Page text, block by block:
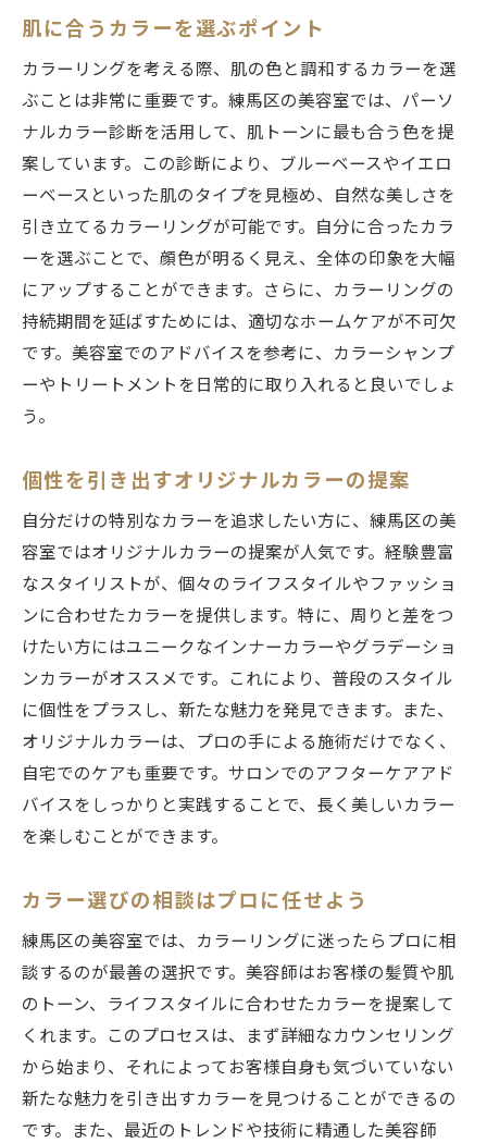
肌に合うカラーを選ぶポイント
カラーリングを考える際、肌の色と調和するカラーを選
ぶことは非常に重要です。練馬区の美容室では、パーソ
ナルカラー診断を活用して、肌トーンに最も合う色を提
案しています。この診断により、ブルーベースやイエロ
ーベースといった肌のタイプを見極め、自然な美しさを
引き立てるカラーリングが可能です。自分に合ったカラ
ーを選ぶことで、顔色が明るく見え、全体の印象を大幅
にアップすることができます。さらに、カラーリングの
持続期間を延ばすためには、適切なホームケアが不可欠
です。美容室でのアドバイスを参考に、カラーシャンプ
ーやトリートメントを日常的に取り入れると良いでしょ
う。
個性を引き出すオリジナルカラーの提案
自分だけの特別なカラーを追求したい方に、練馬区の美
容室ではオリジナルカラーの提案が人気です。経験豊富
なスタイリストが、個々のライフスタイルやファッショ
ンに合わせたカラーを提供します。特に、周りと差をつ
けたい方にはユニークなインナーカラーやグラデーショ
ンカラーがオススメです。これにより、普段のスタイル
に個性をプラスし、新たな魅力を発見できます。また、
オリジナルカラーは、プロの手による施術だけでなく、
自宅でのケアも重要です。サロンでのアフターケアアド
バイスをしっかりと実践することで、長く美しいカラー
を楽しむことができます。
カラー選びの相談はプロに任せよう
練馬区の美容室では、カラーリングに迷ったらプロに相
談するのが最善の選択です。美容師はお客様の髪質や肌
のトーン、ライフスタイルに合わせたカラーを提案して
くれます。このプロセスは、まず詳細なカウンセリング
から始まり、それによってお客様自身も気づいていない
新たな魅力を引き出すカラーを見つけることができるの
です。また、最近のトレンドや技術に精通した美容師